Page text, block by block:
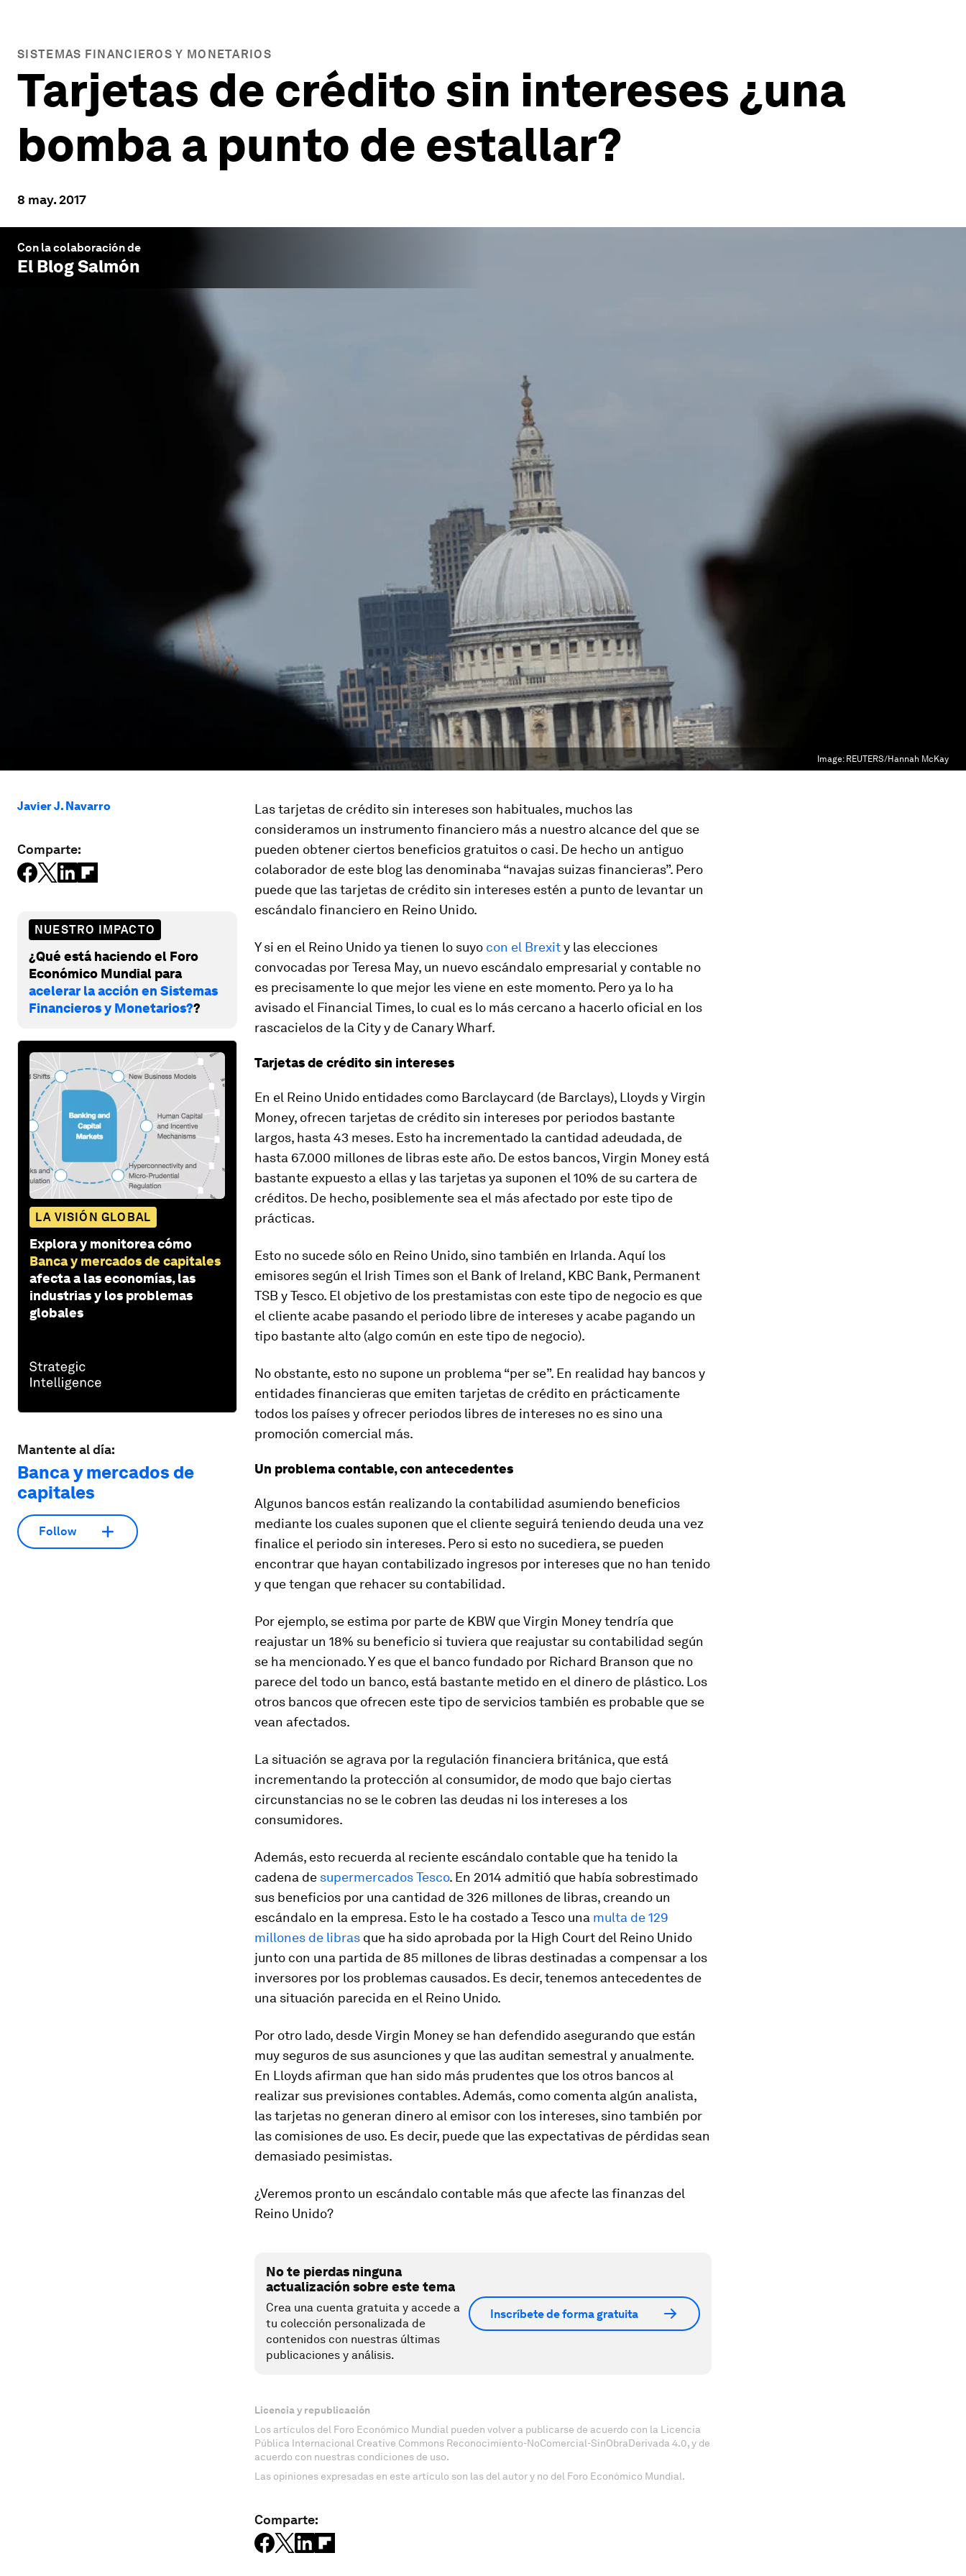
SISTEMAS FINANCIEROS Y MONETARIOS
Tarjetas de crédito sin intereses ¿una
bomba a punto de estallar?
8 may. 2017
Con la colaboración de
El Blog Salmón
Image: REUTERS/Hannah McKay
Javier J. Navarro
Comparte:
NUESTRO IMPACTO
¿Qué está haciendo el Foro
Económico Mundial para
acelerar la acción en Sistemas
Financieros y Monetarios??
LA VISIÓN GLOBAL
Explora y monitorea cómo
Banca y mercados de capitales
afecta a las economías, las
industrias y los problemas
globales
Mantente al día:
Banca y mercados de
capitales
Follow
Las tarjetas de crédito sin intereses son habituales, muchos las
consideramos un instrumento financiero más a nuestro alcance del que se
pueden obtener ciertos beneficios gratuitos o casi. De hecho un antiguo
colaborador de este blog las denominaba “navajas suizas financieras”. Pero
puede que las tarjetas de crédito sin intereses estén a punto de levantar un
escándalo financiero en Reino Unido.
Y si en el Reino Unido ya tienen lo suyo con el Brexity las elecciones
convocadas por Teresa May, un nuevo escándalo empresarial y contable no
es precisamente lo que mejor les viene en este momento. Pero ya lo ha
avisado el Financial Times, lo cual es lo más cercano a hacerlo oficial en los
rascacielos de la City y de Canary Wharf.
Tarjetas de crédito sin intereses
En el Reino Unido entidades como Barclaycard (de Barclays), Lloyds y Virgin
Money, ofrecen tarjetas de crédito sin intereses por periodos bastante
largos, hasta 43 meses. Esto ha incrementado la cantidad adeudada, de
hasta 67.000 millones de libras este año. De estos bancos, Virgin Money está
bastante expuesto a ellas y las tarjetas ya suponen el 10% de su cartera de
créditos. De hecho, posiblemente sea el más afectado por este tipo de
prácticas.
Esto no sucede sólo en Reino Unido, sino también en Irlanda. Aquí los
emisores según el Irish Times son el Bank of Ireland, KBC Bank, Permanent
TSB y Tesco. El objetivo de los prestamistas con este tipo de negocio es que
el cliente acabe pasando el periodo libre de intereses y acabe pagando un
tipo bastante alto (algo común en este tipo de negocio).
No obstante, esto no supone un problema “per se”. En realidad hay bancos y
entidades financieras que emiten tarjetas de crédito en prácticamente
todos los países y ofrecer periodos libres de intereses no es sino una
promoción comercial más.
Un problema contable, con antecedentes
Algunos bancos están realizando la contabilidad asumiendo beneficios
mediante los cuales suponen que el cliente seguirá teniendo deuda una vez
finalice el periodo sin intereses. Pero si esto no sucediera, se pueden
encontrar que hayan contabilizado ingresos por intereses que no han tenido
y que tengan que rehacer su contabilidad.
Por ejemplo, se estima por parte de KBW que Virgin Money tendría que
reajustar un 18% su beneficio si tuviera que reajustar su contabilidad según
se ha mencionado. Y es que el banco fundado por Richard Branson que no
parece del todo un banco, está bastante metido en el dinero de plástico. Los
otros bancos que ofrecen este tipo de servicios también es probable que se
vean afectados.
La situación se agrava por la regulación financiera británica, que está
incrementando la protección al consumidor, de modo que bajo ciertas
circunstancias no se le cobren las deudas ni los intereses a los
consumidores.
Además, esto recuerda al reciente escándalo contable que ha tenido la
cadena de supermercados Tesco. En 2014 admitió que había sobrestimado
sus beneficios por una cantidad de 326 millones de libras, creando un
escándalo en la empresa. Esto le ha costado a Tesco una multa de 129
millones de libras que ha sido aprobada por la High Court del Reino Unido
junto con una partida de 85 millones de libras destinadas a compensar a los
inversores por los problemas causados. Es decir, tenemos antecedentes de
una situación parecida en el Reino Unido.
Por otro lado, desde Virgin Money se han defendido asegurando que están
muy seguros de sus asunciones y que las auditan semestral y anualmente.
En Lloyds afirman que han sido más prudentes que los otros bancos al
realizar sus previsiones contables. Además, como comenta algún analista,
las tarjetas no generan dinero al emisor con los intereses, sino también por
las comisiones de uso. Es decir, puede que las expectativas de pérdidas sean
demasiado pesimistas.
¿Veremos pronto un escándalo contable más que afecte las finanzas del
Reino Unido?
No te pierdas ninguna
actualización sobre este tema
Crea una cuenta gratuita y accede a
tu colección personalizada de
contenidos con nuestras últimas
publicaciones y análisis.
Inscríbete de forma gratuita
Licencia y republicación
Los artículos del Foro Económico Mundial pueden volver a publicarse de acuerdo con la Licencia
Pública Internacional Creative Commons Reconocimiento-NoComercial-SinObraDerivada 4.0, y de
acuerdo con nuestras condiciones de uso.
Las opiniones expresadas en este artículo son las del autor y no del Foro Económico Mundial.
Comparte: